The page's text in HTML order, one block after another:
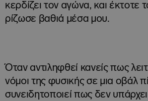
κερδίζει τον αγώνα, και έκτοτε
ρίζωσε βαθιά μέσα μου.
Όταν αντιληφθεί κανείς πως
νόμοι της φυσικής σε μια οβάλ
συνειδητοποιεί πως δεν